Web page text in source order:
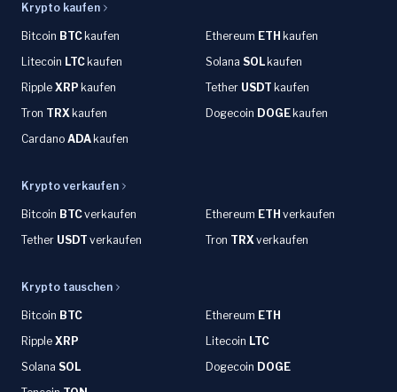
Krypto kaufen
Bitcoin BTC kaufen Ethereum ETH kaufen
Litecoin LTC kaufen Solana SOL kaufen
Ripple XRP kaufen Tether USDT kaufen
Tron TRX kaufen Dogecoin DOGE kaufen
Cardano ADA kaufen
Krypto verkaufen
Bitcoin BTCverkaufen Ethereum ETH verkaufen
Tether USDT verkaufen Tron TRXverkaufen
Krypto tauschen
Bitcoin BTC Ethereum ETH
Ripple XRP Litecoin LTC
Solana SOL Dogecoin DOGE